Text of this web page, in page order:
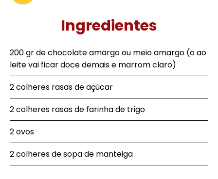
Ingredientes
200 gr de chocolate amargo ou meio amargo (o ao
leite vai ficar doce demais e marrom claro)
2 colheres rasas de açúcar
2 colheres rasas de farinha de trigo
2 ovos
2 colheres de sopa de manteiga